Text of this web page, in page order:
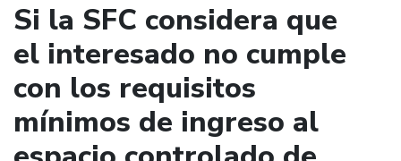
Si la SFC considera que
el interesado no cumple
con los requisitos
mínimos de ingreso al